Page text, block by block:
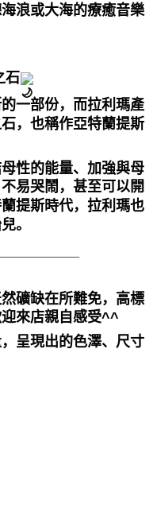
浪或大海的療癒音樂
石
一部份，而拉利瑪產
，也稱作亞特蘭提斯
性的能量、加強與母
易哭鬧，甚至可以開
提斯時代，拉利瑪也
。
礦缺在所難免，高標
來店親自感受^^
呈現出的色澤、尺寸